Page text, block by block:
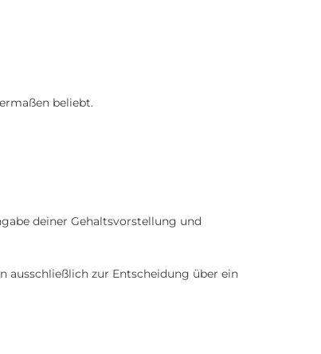
beliebt.
deiner Gehaltsvorstellung und
ausschließlich zur Entscheidung über ein